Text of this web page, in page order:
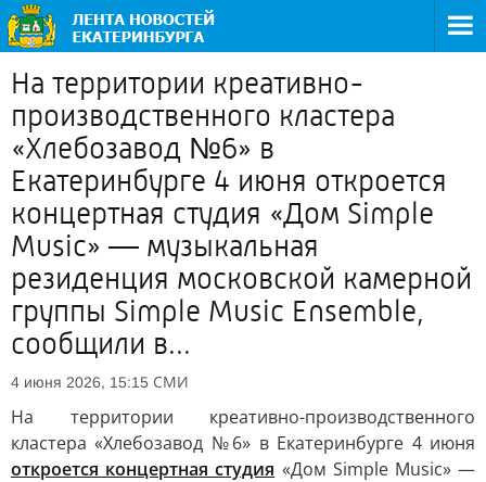
На территории креативно-
производственного кластера
«Хлебозавод №6» в
Екатеринбурге 4 июня откроется
концертная студия «Дом Simple
Music» — музыкальная
резиденция московской камерной
группы Simple Music Ensemble,
сообщили в...
4 июня 2026, 15:15 СМИ
На территории креативно-производственного
кластера «Хлебозавод №6» в Екатеринбурге 4 июня
откроется концертная студия «Дом Simple Music» —